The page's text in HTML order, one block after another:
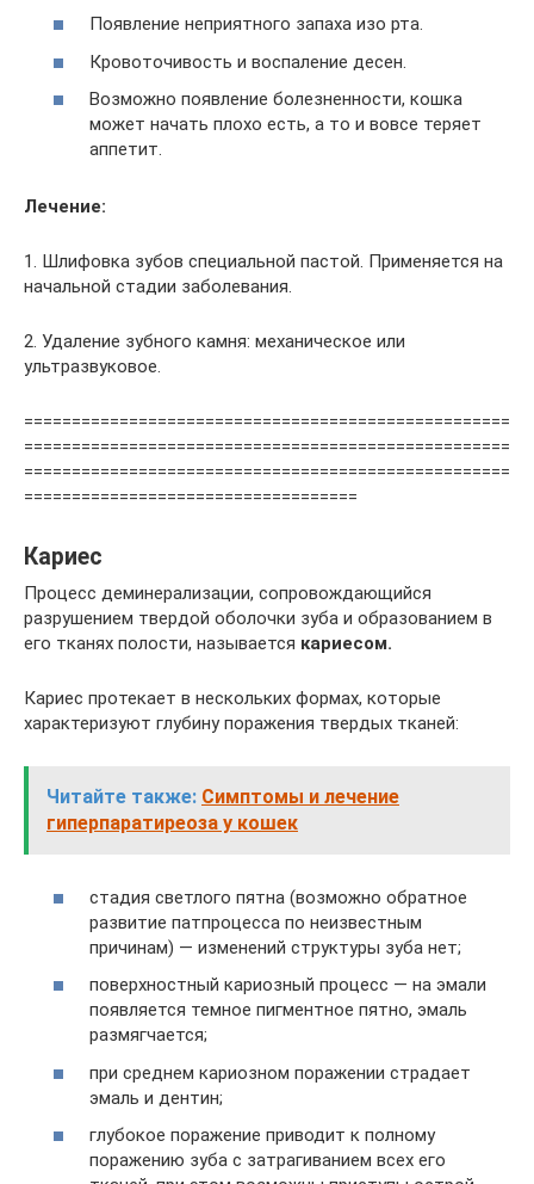
Появление неприятного запаха изо рта.
Кровоточивость и воспаление десен.
Возможно появление болезненности, кошка
может начать плохо есть, а то и вовсе теряет
аппетит.
Лечение:
1. Шлифовка зубов специальной пастой. Применяется на
начальной стадии заболевания.
2. Удаление зубного камня: механическое или
ультразвуковое.
===================================================
===================================================
===================================================
===================================
Кариес
Процесс деминерализации, сопровождающийся
разрушением твердой оболочки зуба и образованием в
его тканях полости, называется кариесом.
Кариес протекает в нескольких формах, которые
характеризуют глубину поражения твердых тканей:
Читайте также: Симптомы и лечение
гиперпаратиреоза у кошек
стадия светлого пятна (возможно обратное
развитие патпроцесса по неизвестным
причинам) — изменений структуры зуба нет;
поверхностный кариозный процесс — на эмали
появляется темное пигментное пятно, эмаль
размягчается;
при среднем кариозном поражении страдает
эмаль и дентин;
глубокое поражение приводит к полному
поражению зуба с затрагиванием всех его